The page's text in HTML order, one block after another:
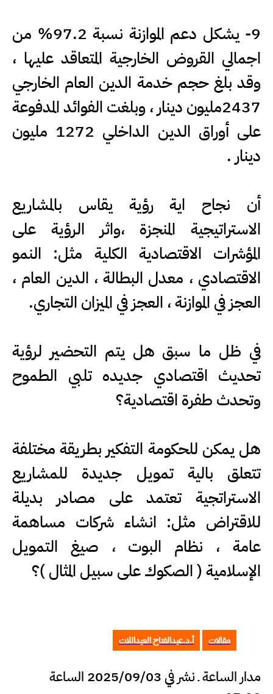
9- يشكل دعم الموازنة نسبة 97.2% من
اجمالي القروض الخارجية المتعاقد عليها ،
وقد بلغ حجم خدمة الدين العام الخارجي
2437مليون دينار ، وبلغت الفوائد المدفوعة
على أوراق الدين الداخلي 1272 مليون
دينار .
أن نجاح اية رؤية يقاس بالمشاريع
الاستراتيجية المنجزة ،واثر الرؤية على
المؤشرات الاقتصادية الكلية مثل: النمو
الاقتصادي ، معدل البطالة ، الدين العام ،
العجز في الموازنة ، العجز في الميزان التجاري.
في ظل ما سبق هل يتم التحضير لرؤية
تحديث اقتصادي جديده تلبي الطموح
وتحدث طفرة اقتصادية؟
هل يمكن للحكومة التفكير بطريقة مختلفة
تتعلق بالية تمويل جديدة للمشاريع
الاستراتجية تعتمد على مصادر بديلة
للاقتراض مثل: انشاء شركات مساهمة
عامة ، نظام البوت ، صيغ التمويل
الإسلامية ( الصكوك على سبيل المثال )؟
مقالات أ.د.عبدالفتاح العبداللات
مدار الساعة ـ نشر في 2025/09/03 الساعة